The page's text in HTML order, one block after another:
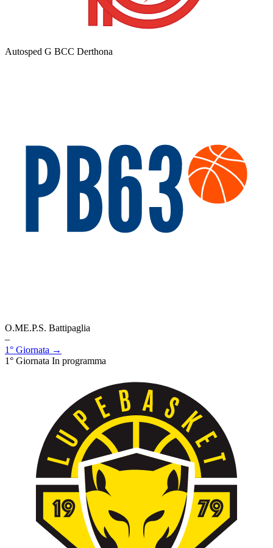
Autosped G BCC Derthona
O.ME.P.S. Battipaglia
–
1° Giornata →
1° Giornata In programma